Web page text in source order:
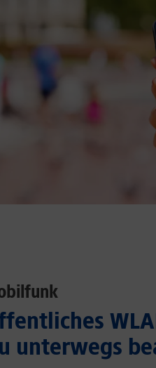
unterwegs